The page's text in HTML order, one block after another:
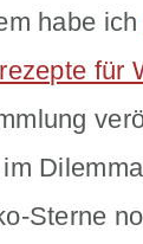
habe ich
für
Sterne